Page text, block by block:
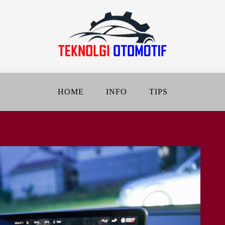
OTOMOTIF
HOME INFO TIPS